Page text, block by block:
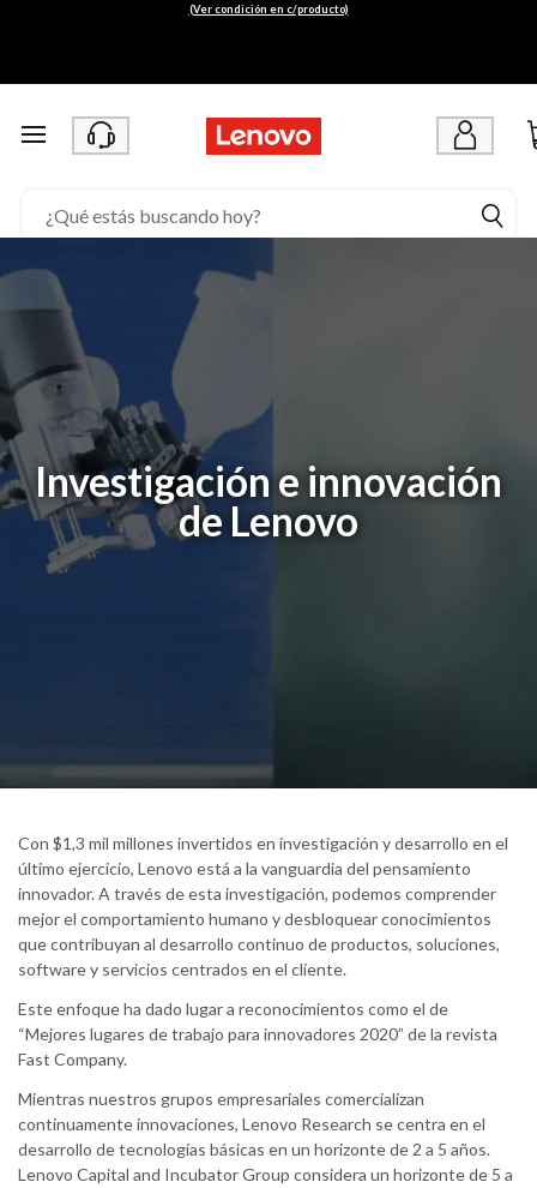
(Ver condición en c/producto)
Ir al contenido principal
Investigación e innovación
de Lenovo
Con $1,3 mil millones invertidos en investigación y desarrollo en el
último ejercicio, Lenovo está a la vanguardia del pensamiento
innovador. A través de esta investigación, podemos comprender
mejor el comportamiento humano y desbloquear conocimientos
que contribuyan al desarrollo continuo de productos, soluciones,
software y servicios centrados en el cliente.
Este enfoque ha dado lugar a reconocimientos como el de
“Mejores lugares de trabajo para innovadores 2020” de la revista
Fast Company.
Mientras nuestros grupos empresariales comercializan
continuamente innovaciones, Lenovo Research se centra en el
desarrollo de tecnologías básicas en un horizonte de 2 a 5 años.
Lenovo Capital and Incubator Group considera un horizonte de 5 a